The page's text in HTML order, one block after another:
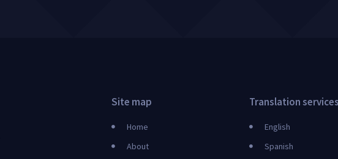
Site map
Home
About
Translation services
English
Spanish